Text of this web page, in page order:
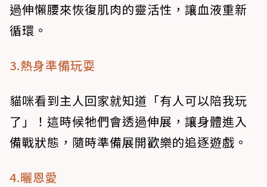
過伸懶腰來恢復肌肉的靈活性，讓血液重新
循環。
3.熱身準備玩耍
貓咪看到主人回家就知道「有人可以陪我玩
了」！這時候牠們會透過伸展，讓身體進入
備戰狀態，隨時準備展開歡樂的追逐遊戲。
4.曬恩愛